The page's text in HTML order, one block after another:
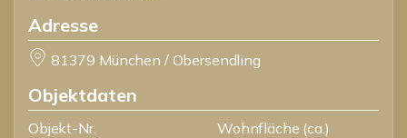
Adresse
81379 München / Obersendling
Objektdaten
Objekt-Nr.
Wohnfläche (ca.)